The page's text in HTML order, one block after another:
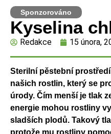
Sponzorováno
Kyselina
Redakce 15 února,
Sterilní pěstební
našich rostlin, který se
úrody. Čím menší je tlak
energie mohou rostliny
sladších plodů. Takový
protože mu rostliny